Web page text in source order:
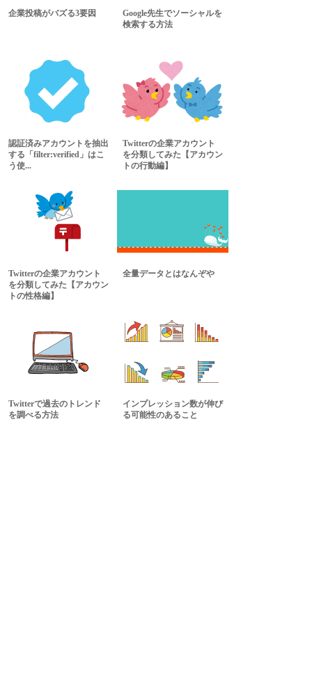
企業投稿がバズる3要因
Google先生でソーシャルを
検索する方法
認証済みアカウントを抽出
する「filter:verified」はこ
う使...
Twitterの企業アカウント
を分類してみた【アカウン
トの行動編】
Twitterの企業アカウント
を分類してみた【アカウン
トの性格編】
全量データとはなんぞや
Twitterで過去のトレンド
を調べる方法
インプレッション数が伸び
る可能性のあること